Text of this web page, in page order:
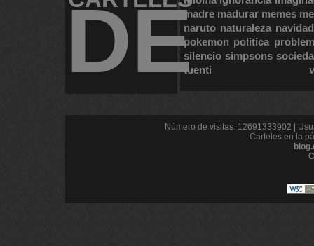
DEmadre madurar memes
naruto naturaleza navidad
pokemon politica
silencio simpsons
tuenti
Número de visitas: 12691333902 |
Carteles en la